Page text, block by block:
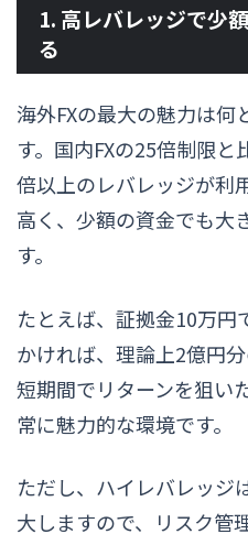
1. 高レバレッジで少
る
海外FXの最大の魅力は何
す。国内FXの25倍制限
倍以上のレバレッジが利
高く、少額の資金でも大
す。
たとえば、証拠金10万円
かければ、理論上2億円
短期間でリターンを狙い
常に魅力的な環境です。
ただし、ハイレバレッジ
大しますので、リスク管